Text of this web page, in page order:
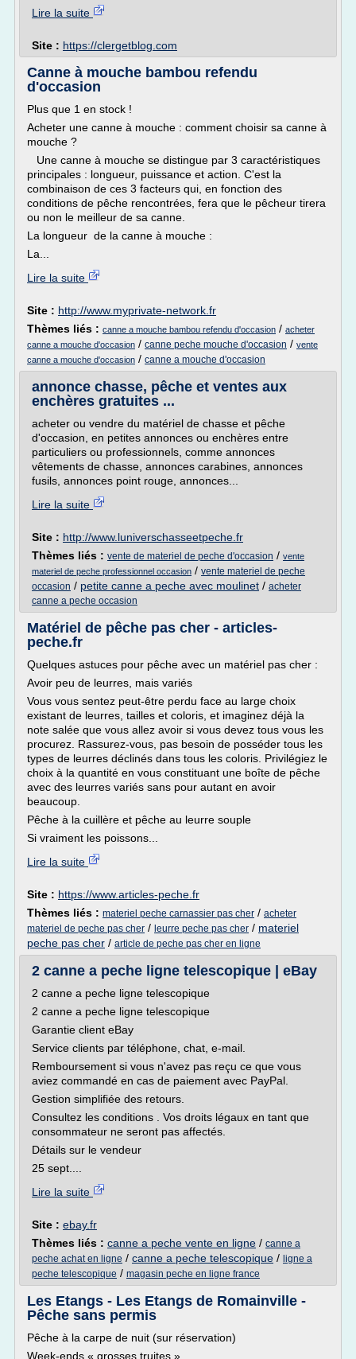
Lire la suite
Site : https://clergetblog.com
Canne à mouche bambou refendu
d'occasion
Plus que 1 en stock !
Acheter une canne à mouche : comment choisir sa canne à
mouche ?
Une canne à mouche se distingue par 3 caractéristiques
principales : longueur, puissance et action. C'est la
combinaison de ces 3 facteurs qui, en fonction des
conditions de pêche rencontrées, fera que le pêcheur tirera
ou non le meilleur de sa canne.
La longueur de la canne à mouche :
La...
Lire la suite
Site : http://www.myprivate-network.fr
Thèmes liés : canne a mouche bambou refendu d'occasion / acheter
canne a mouche d'occasion / canne peche mouche d'occasion / vente
canne a mouche d'occasion / canne a mouche d'occasion
annonce chasse, pêche et ventes aux
enchères gratuites ...
acheter ou vendre du matériel de chasse et pêche
d'occasion, en petites annonces ou enchères entre
particuliers ou professionnels, comme annonces
vêtements de chasse, annonces carabines, annonces
fusils, annonces point rouge, annonces...
Lire la suite
Site : http://www.luniverschasseetpeche.fr
Thèmes liés : vente de materiel de peche d'occasion / vente
materiel de peche professionnel occasion / vente materiel de peche
occasion / petite canne a peche avec moulinet / acheter
canne a peche occasion
Matériel de pêche pas cher - articles-
peche.fr
Quelques astuces pour pêche avec un matériel pas cher :
Avoir peu de leurres, mais variés
Vous vous sentez peut-être perdu face au large choix
existant de leurres, tailles et coloris, et imaginez déjà la
note salée que vous allez avoir si vous devez tous vous les
procurez. Rassurez-vous, pas besoin de posséder tous les
types de leurres déclinés dans tous les coloris. Privilégiez le
choix à la quantité en vous constituant une boîte de pêche
avec des leurres variés sans pour autant en avoir
beaucoup.
Pêche à la cuillère et pêche au leurre souple
Si vraiment les poissons...
Lire la suite
Site : https://www.articles-peche.fr
Thèmes liés : materiel peche carnassier pas cher / acheter
materiel de peche pas cher / leurre peche pas cher / materiel
peche pas cher / article de peche pas cher en ligne
2 canne a peche ligne telescopique | eBay
2 canne a peche ligne telescopique
2 canne a peche ligne telescopique
Garantie client eBay
Service clients par téléphone, chat, e-mail.
Remboursement si vous n'avez pas reçu ce que vous
aviez commandé en cas de paiement avec PayPal.
Gestion simplifiée des retours.
Consultez les conditions . Vos droits légaux en tant que
consommateur ne seront pas affectés.
Détails sur le vendeur
25 sept....
Lire la suite
Site : ebay.fr
Thèmes liés : canne a peche vente en ligne / canne a
peche achat en ligne / canne a peche telescopique / ligne a
peche telescopique / magasin peche en ligne france
Les Etangs - Les Etangs de Romainville -
Pêche sans permis
Pêche à la carpe de nuit (sur réservation)
Week-ends « grosses truites »